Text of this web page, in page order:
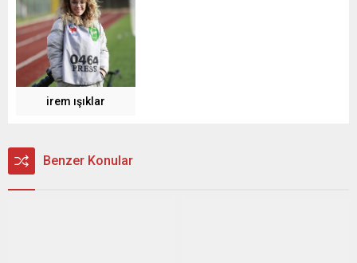
irem ışıklar
Benzer Konular